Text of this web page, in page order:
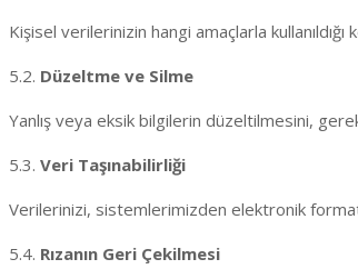
Kişisel verilerinizin hangi amaçlarla
5.2. Düzeltme ve Silme
Yanlış veya eksik bilgilerin düzeltilmesini,
5.3. Veri Taşınabilirliği
Verilerinizi, sistemlerimizden elektronik
5.4. Rızanın Geri Çekilmesi